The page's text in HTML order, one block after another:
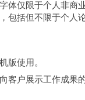
体仅限于个人非商
包括但不限于个人
版使用。
客户展示工作成果